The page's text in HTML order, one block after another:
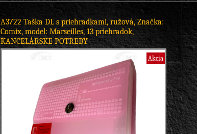
A3722 Taška DL s priehradkami, ružová, Značka:
Comix, model: Marseilles, 13 priehradok,
KANCELÁRSKE POTREBY
Akcia